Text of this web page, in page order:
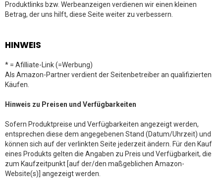
Produktlinks bzw. Werbeanzeigen verdienen wir einen kleinen
Betrag, der uns hilft, diese Seite weiter zu verbessern.
HINWEIS
* = Afilliate-Link (=Werbung)
Als Amazon-Partner verdient der Seitenbetreiber an qualifizierten
Käufen.
Hinweis zu Preisen und Verfügbarkeiten
Sofern Produktpreise und Verfügbarkeiten angezeigt werden,
entsprechen diese dem angegebenen Stand (Datum/Uhrzeit) und
können sich auf der verlinkten Seite jederzeit ändern. Für den Kauf
eines Produkts gelten die Angaben zu Preis und Verfügbarkeit, die
zum Kaufzeitpunkt [auf der/den maßgeblichen Amazon-
Website(s)] angezeigt werden.